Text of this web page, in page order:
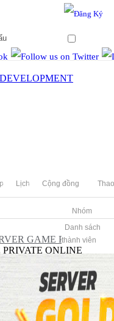
Lịch Cộng đồng
Nhóm
Danh sách
thành viên
GAME PRIVATE
ONLINE